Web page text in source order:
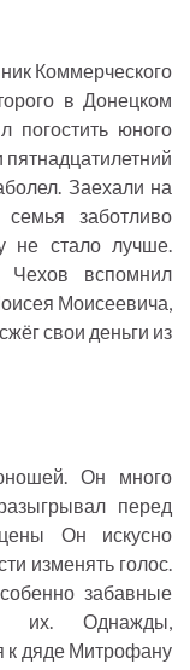
Коммерческого
в Донецком
погостить юного
Заехали на
заботливо
не стало лучше.
Чехов вспомнил
Моисеевича,
свои деньги из
Он много
перед
Он искусно
изменять голос.
забавные
их. Однажды,
к дяде Митрофану